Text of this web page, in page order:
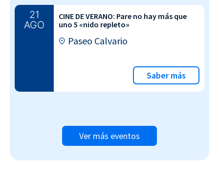
21
AGO
CINE DE VERANO: Pare no hay más que
uno 5 «nido repleto»
Paseo Calvario
Saber más
Ver más eventos